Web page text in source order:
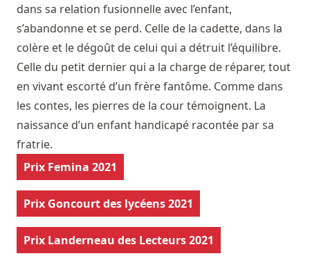
dans sa relation fusionnelle avec l’enfant,
s’abandonne et se perd. Celle de la cadette, dans la
colère et le dégoût de celui qui a détruit l’équilibre.
Celle du petit dernier qui a la charge de réparer, tout
en vivant escorté d’un frère fantôme. Comme dans
les contes, les pierres de la cour témoignent. La
naissance d’un enfant handicapé racontée par sa
fratrie.
Prix Femina 2021
Prix Goncourt des lycéens 2021
Prix Landerneau des Lecteurs 2021